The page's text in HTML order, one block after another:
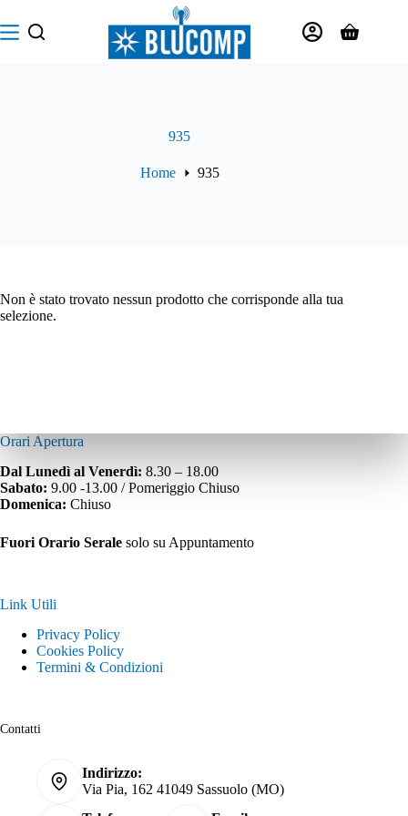
al
contenuto
Carrello
935
Home 935
Non è stato trovato nessun prodotto che corrisponde alla tua
selezione.
Orari Apertura
Dal Lunedì al Venerdì: 8.30 – 18.00
Sabato: 9.00 -13.00 / Pomeriggio Chiuso
Domenica: Chiuso
Fuori Orario Serale solo su Appuntamento
Link Utili
Privacy Policy
Cookies Policy
Termini & Condizioni
Contatti
Indirizzo:
Via Pia, 162 41049 Sassuolo (MO)